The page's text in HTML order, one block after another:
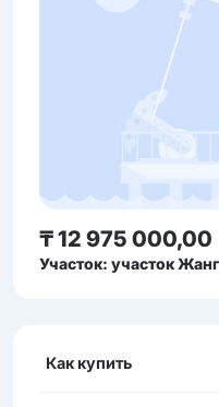
₸ 12 975 000,00
Участок: участок
Как купить